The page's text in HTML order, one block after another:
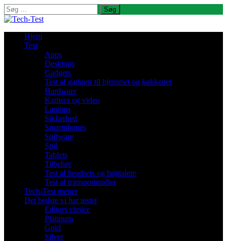
Søg
efter:
Hjem
Test
Apps
Desktops
Gadgets
Test af gadgets til hjemmet og køkkenet
Hardware
Kamera og video
Laptops
Sikkerhed
Smartphones
Software
Spil
Tablets
Tilbehør
Test af headsets og højttalere
Test af transportmidler
Tech-Test mener
Det bedste vi har testet
Editors choice
Platinum
Gold
Silver